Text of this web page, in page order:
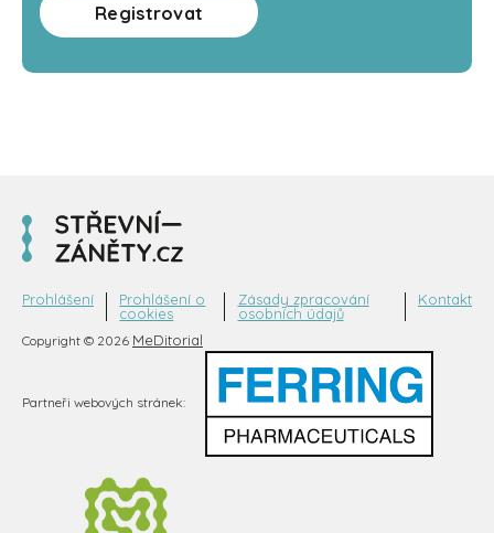
Registrovat
Copyright © 2026 MeDitorial
Prohlášení
Prohlášení o
cookies
Zásady zpracování
osobních údajů
Kontakt
Partneři webových stránek: